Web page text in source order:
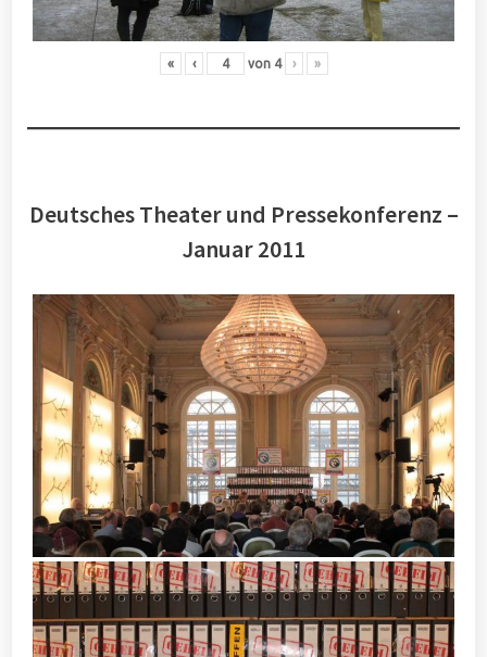
« ‹ von 4 › »
Deutsches Theater und Pressekonferenz –
Januar 2011